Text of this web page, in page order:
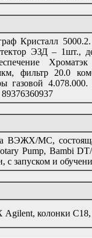
Кристалл
ЭЗД – 1шт.,
фильтр 20.0
газовой
ВЭЖХ/МС,
Pump, Bambi
с запуском и
колонки С18,